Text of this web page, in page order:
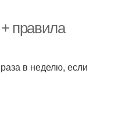
правила
в неделю, если